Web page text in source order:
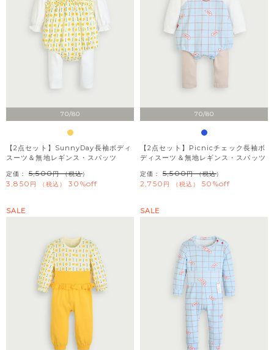
70/80
【2点セット】SunnyDay長袖ボディ
スーツ＆無地レギンス・スパッツ
定価： 5,500 （税込）
3,850 税込 30%off
70/80
【2点セット】Picnicチェック長袖ボ
ディスーツ＆無地レギンス・スパッツ
定価： 5,500 （税込）
2,750 税込 50%off
SALE SALE